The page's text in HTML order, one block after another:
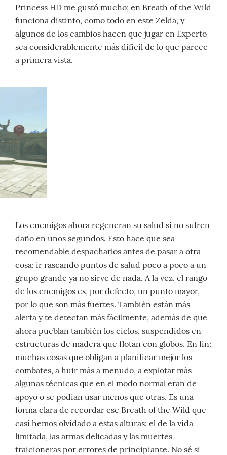
Princess HD me gustó mucho; en Breath of the Wild
funciona distinto, como todo en este Zelda, y
algunos de los cambios hacen que jugar en Experto
sea considerablemente más difícil de lo que parece
a primera vista.
Los enemigos ahora regeneran su salud si no sufren
daño en unos segundos. Esto hace que sea
recomendable despacharlos antes de pasar a otra
cosa; ir rascando puntos de salud poco a poco a un
grupo grande ya no sirve de nada. A la vez, el rango
de los enemigos es, por defecto, un punto mayor,
por lo que son más fuertes. También están más
alerta y te detectan más fácilmente, además de que
ahora pueblan también los cielos, suspendidos en
estructuras de madera que flotan con globos. En fin:
muchas cosas que obligan a planificar mejor los
combates, a huir más a menudo, a explotar más
algunas técnicas que en el modo normal eran de
apoyo o se podían usar menos que otras. Es una
forma clara de recordar ese Breath of the Wild que
casi hemos olvidado a estas alturas: el de la vida
limitada, las armas delicadas y las muertes
traicioneras por errores de principiante. No sé si